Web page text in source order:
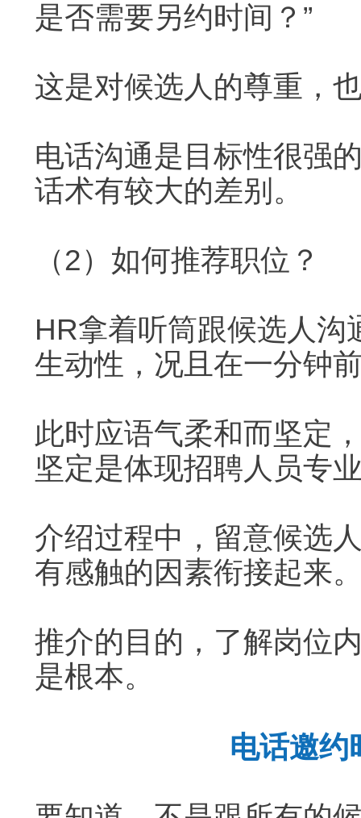
是否需要另约时间？”
这是对候选人的尊重，
电话沟通是目标性很强
话术有较大的差别。
（2）如何推荐职位？
HR拿着听筒跟候选人
生动性，况且在一分钟
此时应语气柔和而坚定
坚定是体现招聘人员专
介绍过程中，留意候选
有感触的因素衔接起来
推介的目的，了解岗位
是根本。
电话邀约